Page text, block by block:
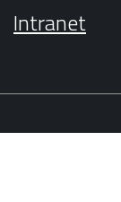
Intranet